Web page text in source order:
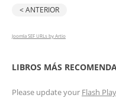
< ANTERIOR
Joomla SEF URLs by Artio
LIBROS MÁS
Please update your Flash